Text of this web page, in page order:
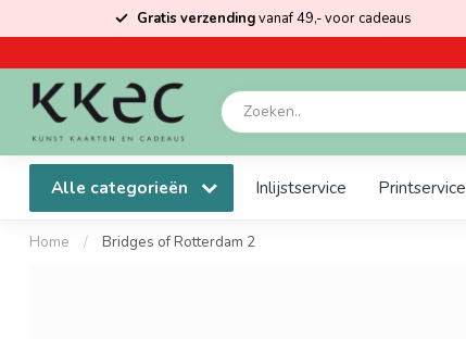
Gratis verzendingvanaf 49,- voor cadeaus
Alle categorieën Inlijstservice Printservice
Home / Bridges of Rotterdam 2